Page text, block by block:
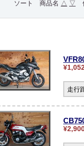
ソート
商品名 △ ▽
走行